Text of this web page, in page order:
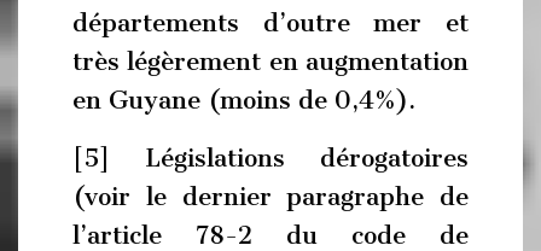
départements d’outre mer et
très légèrement en augmentation
en Guyane (moins de 0,4%).
[5] Législations dérogatoires
(voir le dernier paragraphe de
l’article 78-2 du code de